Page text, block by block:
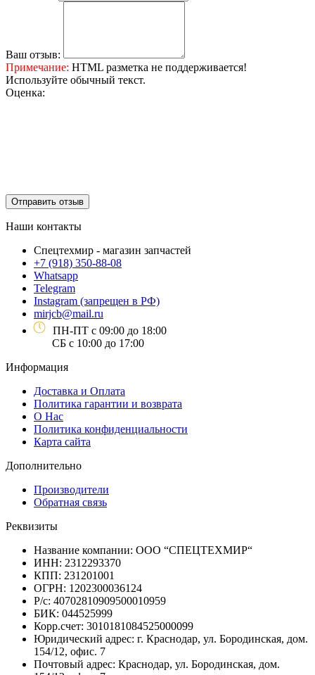
Ваш отзыв:
Примечание: HTML разметка не поддерживается!
Используйте обычный текст.
Оценка:
Отправить отзыв
Наши контакты
Спецтехмир - магазин запчастей
+7 (918) 350-88-08
Whatsapp
Telegram
Instagram (запрещен в РФ)
mirjcb@mail.ru
ПН-ПТ с 09:00 до 18:00
СБ с 10:00 до 17:00
Информация
Доставка и Оплата
Политика гарантии и возврата
О Нас
Политика конфиденциальности
Карта сайта
Дополнительно
Производители
Обратная связь
Реквизиты
Название компании: ООО “СПЕЦТЕХМИР“
ИНН: 2312293370
КПП: 231201001
ОГРН: 1202300036124
Р/с: 40702810909500010959
БИК: 044525999
Корр.счет: 3010181084525000099
Юридический адрес: г. Краснодар, ул. Бородинская, дом.
154/12, офис. 7
Почтовый адрес: Краснодар, ул. Бородинская, дом.